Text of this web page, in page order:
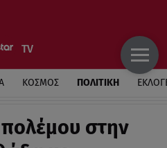
ΚΟΣΜΟΣ ΠΟΛΙΤΙΚΗ
στην